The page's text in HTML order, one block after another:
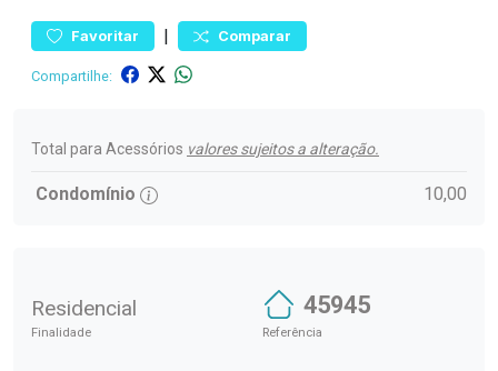
Favoritar | Comparar
Compartilhe:
Total para Acessórios valores sujeitos a alteração.
Condomínio 10,00
Residencial
Finalidade
45945
Referência